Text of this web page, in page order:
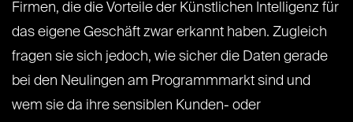
Firmen, die die Vorteile der Künstlichen Intelligenz für
das eigene Geschäft zwar erkannt haben. Zugleich
fragen sie sich jedoch, wie sicher die Daten gerade
bei den Neulingen am Programmmarkt sind und
wem sie da ihre sensiblen Kunden- oder